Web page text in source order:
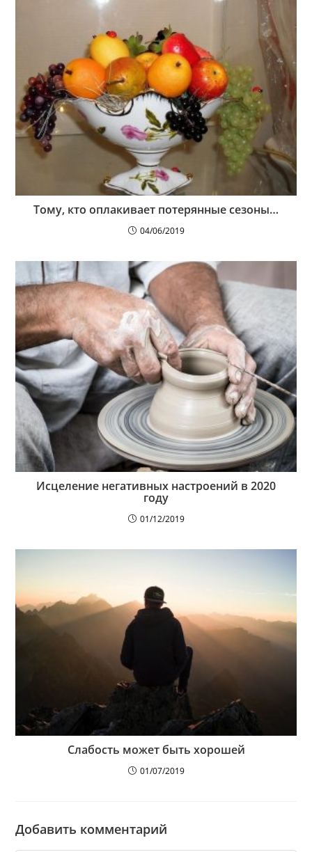
Тому, кто оплакивает потерянные сезоны…
04/06/2019
Исцеление негативных настроений в 2020
году
01/12/2019
Слабость может быть хорошей
01/07/2019
Добавить комментарий